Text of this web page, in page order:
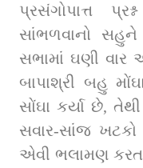
પ્રસંગોપાત્ત
સાંભળવાનો
સભામાં ઘણી
બાપાશ્રી બહુ
સોંઘા કર્યા છે,
સવાર-સાંજ
એવી ભલામણ